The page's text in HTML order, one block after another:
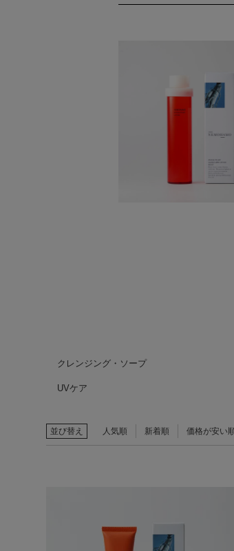
クレンジング・ソープ
UVケア
並び替え 人気順 新着順 価格が安い